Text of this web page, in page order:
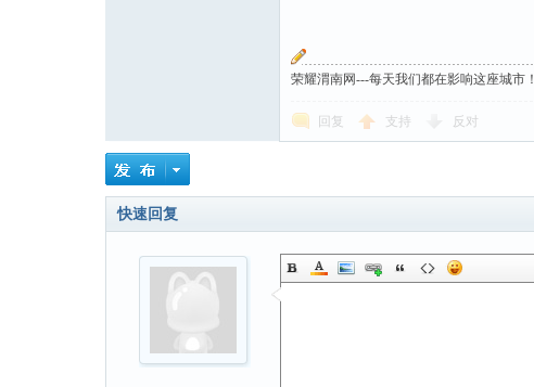
荣耀渭南网---每天我们都在影响这座城市！
回复 支持 反对
快速回复